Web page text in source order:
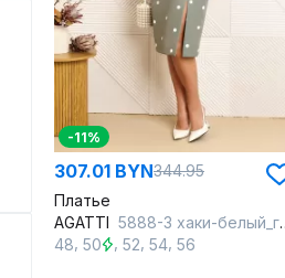
-11%
307.01 BYN344.95
Платье
AGATTI 5888-3 хаки-белый_горох
48 50 ,52 ,54 ,56